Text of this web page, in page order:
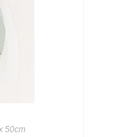
50cm